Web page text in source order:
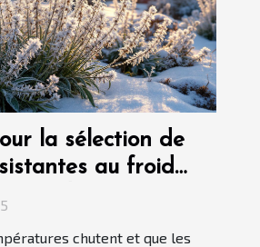
la sélection de
au froid
chutent et que les